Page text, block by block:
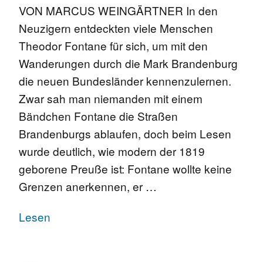
VON MARCUS WEINGÄRTNER In den
Neuzigern entdeckten viele Menschen
Theodor Fontane für sich, um mit den
Wanderungen durch die Mark Brandenburg
die neuen Bundesländer kennenzulernen.
Zwar sah man niemanden mit einem
Bändchen Fontane die Straßen
Brandenburgs ablaufen, doch beim Lesen
wurde deutlich, wie modern der 1819
geborene Preuße ist: Fontane wollte keine
Grenzen anerkennen, er …
Lesen